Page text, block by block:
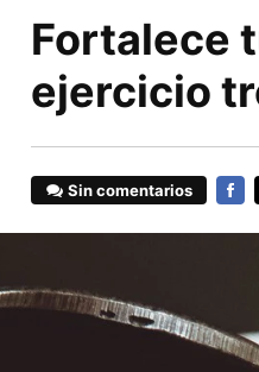
Fortalece
ejercicio
Sin comentarios